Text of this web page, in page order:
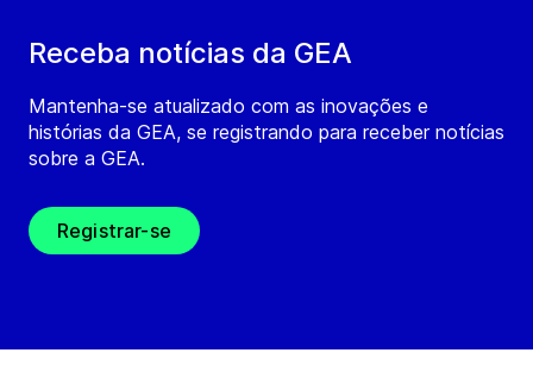
Receba notícias da GEA
Mantenha-se atualizado com as inovações e
histórias da GEA, se registrando para receber notícias
sobre a GEA.
Registrar-se